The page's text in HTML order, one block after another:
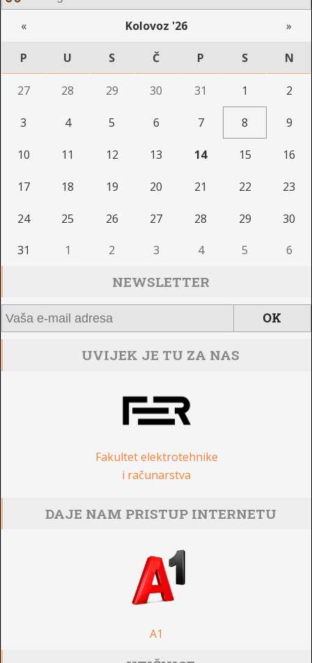
« Kolovoz '26 »
P U S Č P S N
27 28 29 30 31 1 2
3 4 5 6 7 8 9
10 11 12 13 14 15 16
17 18 19 20 21 22 23
24 25 26 27 28 29 30
31 1 2 3 4 5 6
NEWSLETTER
UVIJEK JE TU ZA NAS
Fakultet elektrotehnike
i računarstva
DAJE NAM PRISTUP INTERNETU
A1